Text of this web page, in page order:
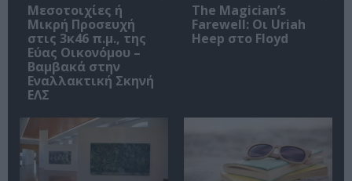
Μεσοτοιχίες ή
Μικρή Προσευχή
στις 3κ46 π.μ., της
Εύας Οικονόμου –
Βαμβακά στην
Εναλλακτική Σκηνή
ΕΛΣ
The Magician’s
Farewell: Οι Uriah
Heep στο Floyd